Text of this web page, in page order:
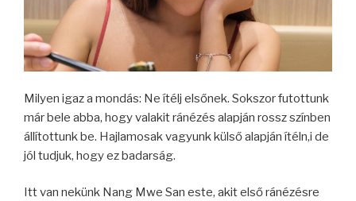
Milyen igaz a mondás: Ne ítélj elsőnek. Sokszor futottunk
már bele abba, hogy valakit ránézés alapján rossz színben
állítottunk be. Hajlamosak vagyunk külső alapján ítéln,i de
jól tudjuk, hogy ez badarság.
Itt van nekünk Nang Mwe San este, akit első ránézésre